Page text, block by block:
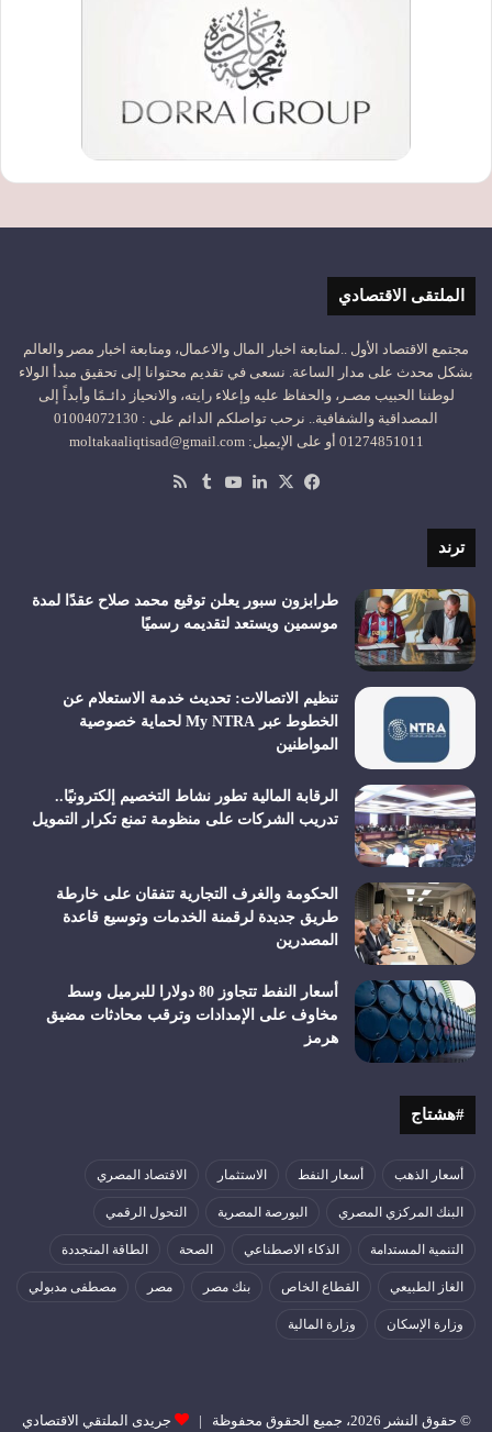
الملتقى الاقتصادي
مجتمع الاقتصاد الأول ..لمتابعة اخبار المال والاعمال، ومتابعة اخبار مصر والعالم
بشكل محدث على مدار الساعة. نسعى في تقديم محتوانا إلى تحقيق مبدأ الولاء
لوطننا الحبيب مصـر، والحفاظ عليه وإعلاء رايته، والانحياز دائـمًا وأبداً إلى
المصداقية والشفافية.. نرحب تواصلكم الدائم على : 01004072130
01274851011 أو على الإيميل: moltakaaliqtisad@gmail.com
فيسبوك
‫X لينكدإن‫YouTube
ترند
طرابزون سبور يعلن توقيع محمد صلاح عقدًا لمدة
موسمين ويستعد لتقديمه رسميًا
تنظيم الاتصالات: تحديث خدمة الاستعلام عن
الخطوط عبر My NTRA لحماية خصوصية
المواطنين
الرقابة المالية تطور نشاط التخصيم إلكترونيًا..
تدريب الشركات على منظومة تمنع تكرار التمويل
الحكومة والغرف التجارية تتفقان على خارطة
طريق جديدة لرقمنة الخدمات وتوسيع قاعدة
المصدرين
أسعار النفط تتجاوز 80 دولارا للبرميل وسط
مخاوف على الإمدادات وترقب محادثات مضيق
هرمز
#هشتاج
أسعار الذهب أسعار النفط الاستثمار الاقتصاد المصري
البنك المركزي المصري البورصة المصرية التحول الرقمي
التنمية المستدامة الذكاء الاصطناعي الصحة الطاقة المتجددة
الغاز الطبيعي القطاع الخاص بنك مصر مصر مصطفى مدبولي
وزارة الإسكان وزارة المالية
© حقوق النشر 2026، جميع الحقوق محفوظة | جريدى الملتقي الاقتصادي